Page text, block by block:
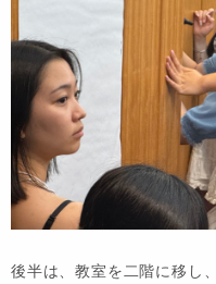
後半は、教室を二階に移し